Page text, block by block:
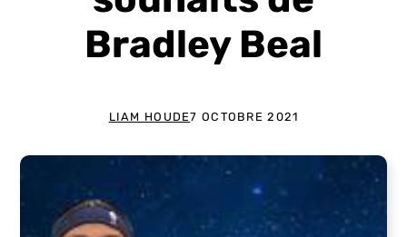
Bradley Beal
LIAM HOUDE7 OCTOBRE 2021